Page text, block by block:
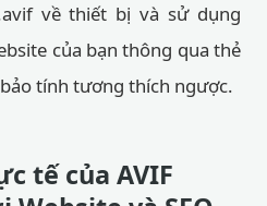
về thiết bị và sử dụng
của bạn thông qua thẻ
tính tương thích ngược.
tế của AVIF